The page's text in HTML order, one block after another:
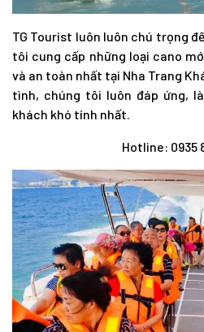
TG Tourist luôn luôn chú trọng
tôi cung cấp những loại cano
và an toàn nhất tại Nha Trang
tình, chúng tôi luôn đáp ứng,
khách khó tính nhất.
Hotline: 0935